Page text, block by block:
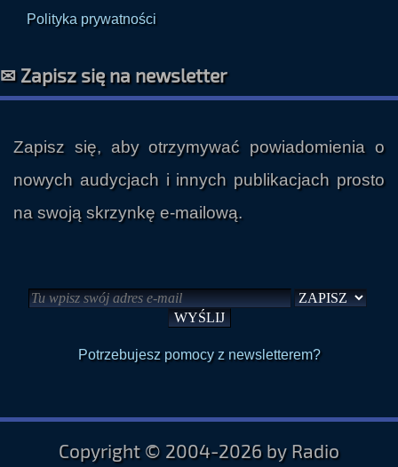
Polityka prywatności
✉ Zapisz się na newsletter
Zapisz się, aby otrzymywać powiadomienia o
nowych audycjach i innych publikacjach prosto
na swoją skrzynkę e-mailową.
Potrzebujesz pomocy z newsletterem?
Copyright © 2004-2026 by Radio